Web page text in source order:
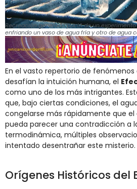
Recreación generada por IA de un
enfriando un vaso de agua fría y otro de agua
En el vasto repertorio de
desafían la intuición humana, el
como uno de los más intrigantes.
que, bajo ciertas condiciones, el
congelarse más rápidamente que el
pueda parecer una contradicción a
termodinámica, múltiples
intentado desentrañar este misterio.
Orígenes Históricos del